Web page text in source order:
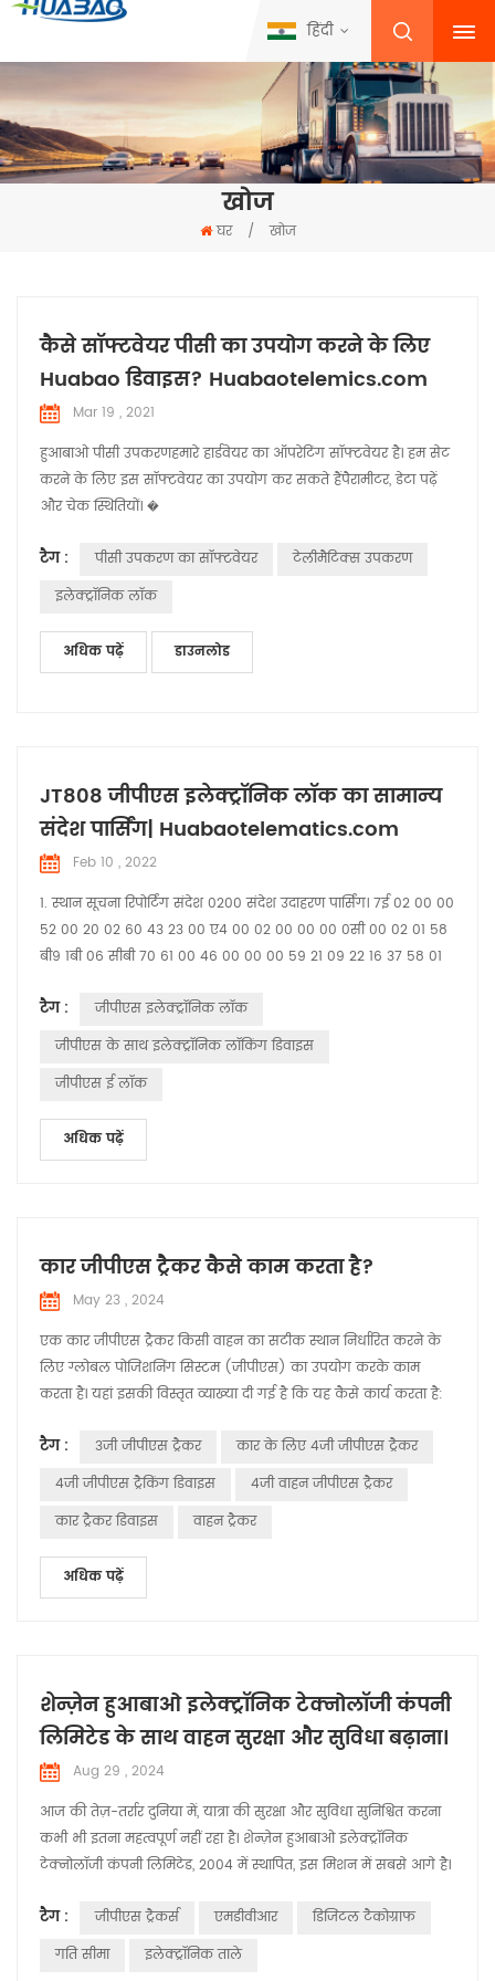
हिंदी
खोज
घर / खोज
कैसे सॉफ्टवेयर पीसी का उपयोग करने के लिए
Huabao डिवाइस? Huabaotelemics.com
Mar 19 , 2021
हुआबाओ पीसी उपकरणहमारे हार्डवेयर का ऑपरेटिंग सॉफ्टवेयर है। हम सेट
करने के लिए इस सॉफ्टवेयर का उपयोग कर सकते हैंपैरामीटर, डेटा पढ़ें
और चेक स्थितियों। �
टैग : पीसी उपकरण का सॉफ्टवेयर
टेलीमैटिक्स उपकरण
इलेक्ट्रॉनिक लॉक
अधिक पढ़ें डाउनलोड
JT808 जीपीएस इलेक्ट्रॉनिक लॉक का सामान्य
संदेश पार्सिंग| Huabaotelematics.com
Feb 10 , 2022
1. स्थान सूचना रिपोर्टिंग संदेश 0200 संदेश उदाहरण पार्सिंग। 7ई 02 00 00
52 00 20 02 60 43 23 00 ए4 00 02 00 00 00 0सी 00 02 01 58
बी9 1बी 06 सीबी 70 61 00 46 00 00 00 59 21 09 22 16 37 58 01
01 10 ई3 01 00 डी5 1बी 02 20 02 60 43 23 27 95 93 78 61 60 00
12 20 00 00 12 34 27 95 93 78 61 58 00 12 86 7ई 7ई मसाज हेडर
टैग :
जीपीएस इलेक्ट्रॉनिक लॉक
जीपीएस के साथ इलेक्ट्रॉनिक लॉकिंग डिवाइस
जीपीएस ई लॉक
अधिक पढ़ें
कार जीपीएस ट्रैकर कैसे काम करता है?
May 23 , 2024
एक कार जीपीएस ट्रैकर किसी वाहन का सटीक स्थान निर्धारित करने के
लिए ग्लोबल पोजिशनिंग सिस्टम (जीपीएस) का उपयोग करके काम
करता है। यहां इसकी विस्तृत व्याख्या दी गई है कि यह कैसे कार्य करता है:
नेटवर्क पर निर्भर करती है। ये उपग्रह लगातार सिग्नल प्रसारित करते हैं
जिसमें उनका स्थान और सिग्नल भेजे जाने का सही समय शामिल होता है।
टैग : 3जी जीपीएस ट्रैकर
कार के लिए 4जी जीपीएस ट्रैकर
4जी जीपीएस ट्रैकिंग डिवाइस
4जी वाहन जीपीएस ट्रैकर
कार ट्रैकर डिवाइस
वाहन ट्रैकर
अधिक पढ़ें
शेन्ज़ेन हुआबाओ इलेक्ट्रॉनिक टेक्नोलॉजी कंपनी
लिमिटेड के साथ वाहन सुरक्षा और सुविधा बढ़ाना।
Aug 29 , 2024
आज की तेज़-तर्रार दुनिया में, यात्रा की सुरक्षा और सुविधा सुनिश्चित करना
कभी भी इतना महत्वपूर्ण नहीं रहा है। शेन्ज़ेन हुआबाओ इलेक्ट्रॉनिक
टेक्नोलॉजी कंपनी लिमिटेड, 2004 में स्थापित, इस मिशन में सबसे आगे है।
एक मजबूत टीम के साथ, हुआबाओ ने ऑटोमोटिव इलेक्ट्रॉनिक्स उद्योग में
नवाचार की सीमाओं को लगातार आगे बढ़ाया है। पिछले कुछ वर्षों में...
टैग : जीपीएस ट्रैकर्स एमडीवीआर
डिजिटल टैकोग्राफ
गति सीमा
इलेक्ट्रॉनिक ताले